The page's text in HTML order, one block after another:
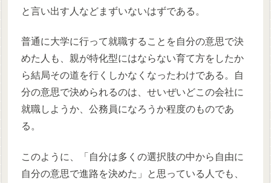
と言い出す人などまずいないはずである。
普通に大学に行って就職することを自分の意思で決
めた人も、親が特化型にはならない育て方をしたか
ら結局その道を行くしかなくなったわけである。自
分の意思で決められるのは、せいぜいどこの会社に
就職しようか、公務員になろうか程度のものであ
る。
このように、「自分は多くの選択肢の中から自由に
自分の意思で進路を決めた」と思っている人でも、